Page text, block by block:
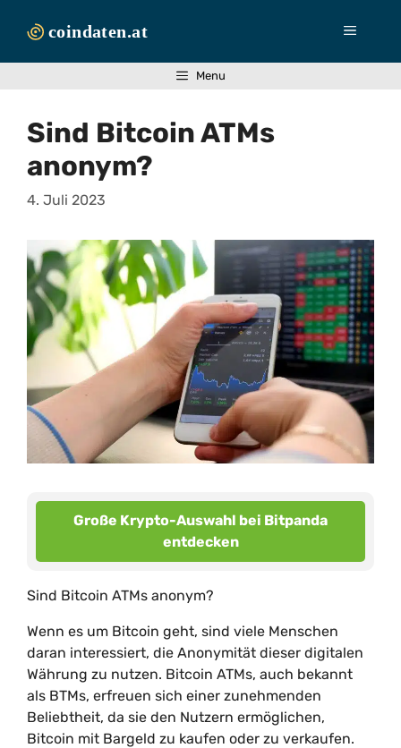
Inhalt
Menü
Menu
Sind Bitcoin ATMs
anonym?
4. Juli 2023
Große Krypto-Auswahl bei Bitpanda
entdecken
Sind Bitcoin ATMs anonym?
Wenn es um Bitcoin geht, sind viele Menschen
daran interessiert, die Anonymität dieser digitalen
Währung zu nutzen. Bitcoin ATMs, auch bekannt
als BTMs, erfreuen sich einer zunehmenden
Beliebtheit, da sie den Nutzern ermöglichen,
Bitcoin mit Bargeld zu kaufen oder zu verkaufen.